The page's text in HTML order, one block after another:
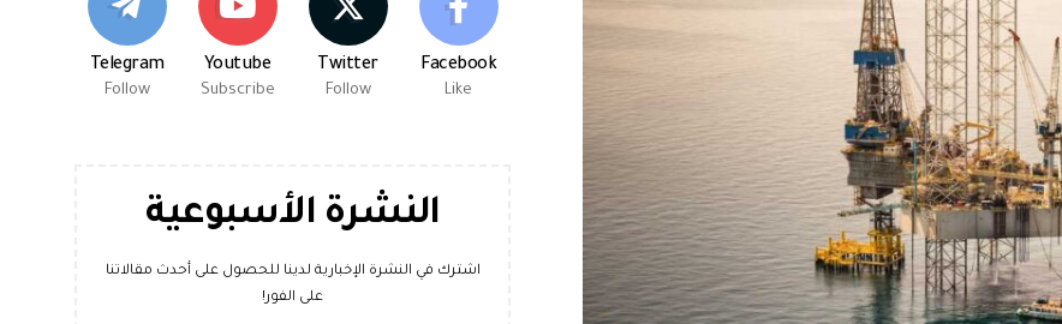
Facebook
Like
Twitter
Follow
Youtube
Subscribe
Telegram
Follow
النشرة الأسبوعية
اشترك في النشرة الإخبارية لدينا للحصول على أحدث مقالاتنا
على الفور!